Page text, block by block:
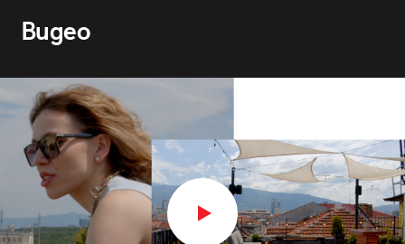
Видео